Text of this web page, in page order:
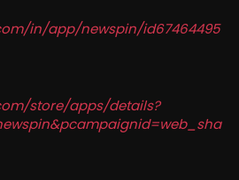
in/app/newspin/id67464495
store/apps/details?